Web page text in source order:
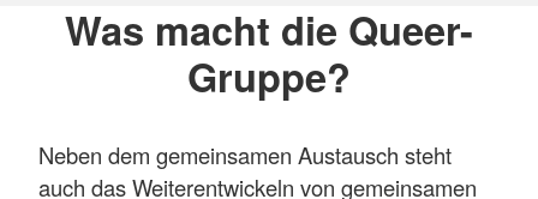
Was macht die Queer-
Gruppe?
Neben dem gemeinsamen Austausch steht
auch das Weiterentwickeln von gemeinsamen